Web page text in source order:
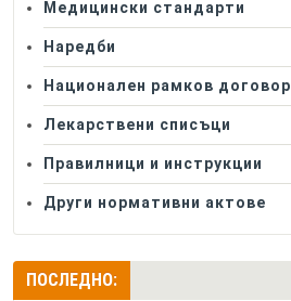
Медицински стандарти
Наредби
Национален рамков договор
Лекарствени списъци
Правилници и инструкции
Други нормативни актове
ПОСЛЕДНО: